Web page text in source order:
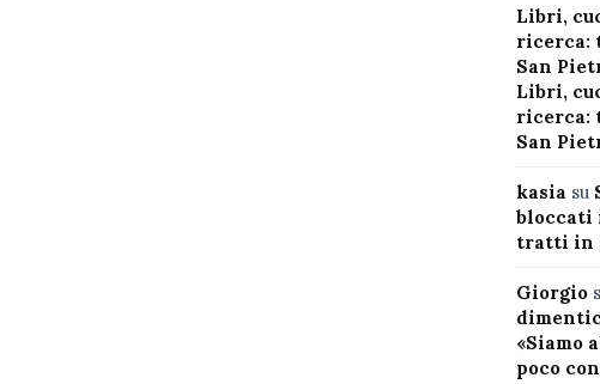
Libri,
ricerca:
San
Libri,
ricerca:
San
kasia su
bloccati
tratti in
Giorgio
«Siamo
poco